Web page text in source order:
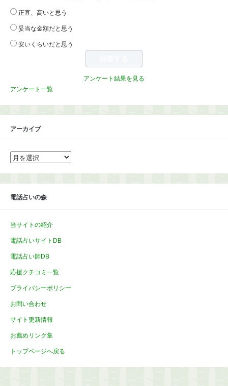
正直、高いと思う
妥当な金額だと思う
安いくらいだと思う
アンケート結果を見る
アンケート一覧
アーカイブ
ア
ー
イ
電話占いの森
当サイトの紹介
電話占いサイトDB
電話占い師DB
応援クチコミ一覧
プライバシーポリシー
お問い合わせ
サイト更新情報
お薦めリンク集
トップページへ戻る